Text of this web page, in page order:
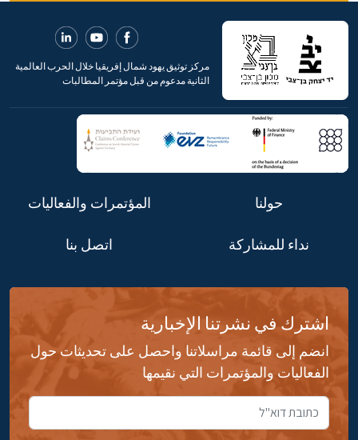
مركز توثيق يهود شمال إفريقيا خلال الحرب العالمية
الثانية مدعوم من قبل مؤتمر المطالبات
حولنا المؤتمرات والفعاليات
نداء للمشاركة اتصل بنا
اشترك في نشرتنا الإخبارية
انضم إلى قائمة مراسلاتنا واحصل على تحديثات حول
الفعاليات والمؤتمرات التي نقيمها